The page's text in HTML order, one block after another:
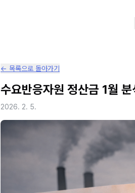
← 목록으로 돌아가기
수요반응자원 정산금 1월
2026. 2. 5.